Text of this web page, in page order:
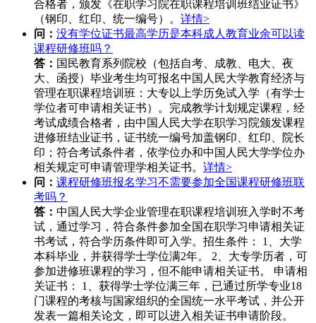
合格者，颁发《在职学习院在职课程培训班结业证书》
（钢印、红印、统一编号）。 详情>
问： 没有学位证书最高学历是本科成人教育业余可以读
课程研修班吗？
答： 国民教育系列院校（包括自考、成教、电大、夜
大、函授）毕业考生均可报名中国人民大学教育经济与
管理在职课程培训班：大专以上学历免试入学（有学士
学位者可申请相关证书）。完成教学计划规定课程，经
考试成绩合格者，由中国人民大学在职学习院颁发课程
进修班结业证书，证书统一编号加盖钢印、红印、院长
印；符合考试条件者，依学位办和中国人民大学学位办
相关规定可申请管理学相关证书。 详情>
问： 课程研修班报名学习不需要参加全国课程研修班联
考吗？
答： 中国人民大学企业管理在职课程培训班入学时不考
试，通过学习，符合条件参加全国在职学习申请相关证
书考试，符合学历条件即可入学。招生条件： 1、大学
本科毕业，并获得学士学位满2年。 2、大专学历者，可
参加进修班课程的学习，但不能申请相关证书。 申请相
关证书： 1、获得学士学位满三年，已通过所学专业18
门课程的考核与国家组织的全国统一水平考试，并公开
发表一篇相关论文，即可以进入相关证书申请阶段。